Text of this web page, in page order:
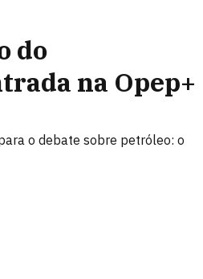
do
na Opep+
o debate sobre petróleo: o